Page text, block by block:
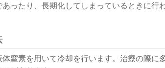
ったり、長期化してしまっているときに行
窒素を用いて冷却を行います。治療の際に